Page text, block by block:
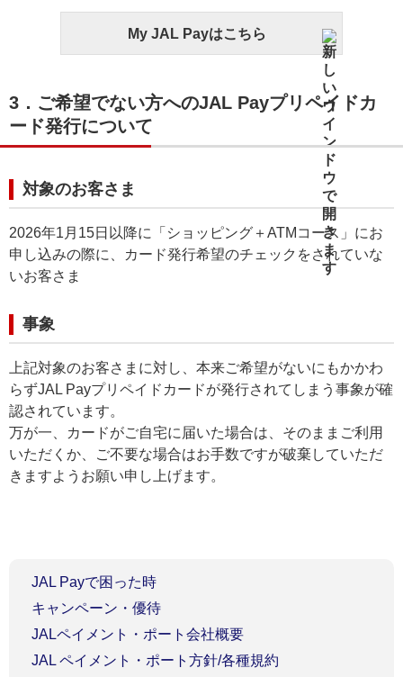
My JAL Payはこちら
3．ご希望でない方へのJAL Payプリペイドカ
ード発行について
対象のお客さま
2026年1月15日以降に「ショッピング＋ATMコース」にお
申し込みの際に、カード発行希望のチェックをされていな
いお客さま
事象
上記対象のお客さまに対し、本来ご希望がないにもかかわ
らずJAL Payプリペイドカードが発行されてしまう事象が確
認されています。
万が一、カードがご自宅に届いた場合は、そのままご利用
いただくか、ご不要な場合はお手数ですが破棄していただ
きますようお願い申し上げます。
JAL Payで困った時
キャンペーン・優待
JALペイメント・ポート会社概要
JAL ペイメント・ポート方針/各種規約